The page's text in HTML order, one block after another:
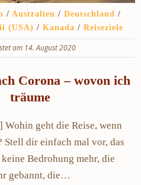
/ Australien / Deutschland /
(USA) / Kanada / Reiseziele
am 14. August 2020
Corona – wovon ich
träume
Wohin geht die Reise, wenn
Stell dir einfach mal vor, das
Bedrohung mehr, die
gebannt, die…
in
Stockholm Städtetrip:
17. März 2024